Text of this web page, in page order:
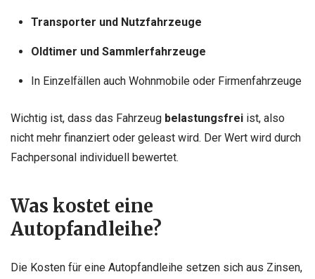
Transporter und Nutzfahrzeuge
Oldtimer und Sammlerfahrzeuge
In Einzelfällen auch Wohnmobile oder Firmenfahrzeuge
Wichtig ist, dass das Fahrzeug belastungsfrei ist, also
nicht mehr finanziert oder geleast wird. Der Wert wird durch
Fachpersonal individuell bewertet.
Was kostet eine
Autopfandleihe?
Die Kosten für eine Autopfandleihe setzen sich aus Zinsen,